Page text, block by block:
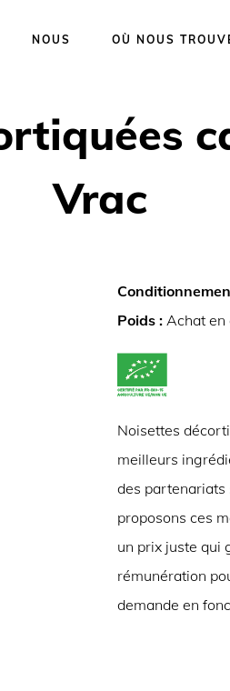
NOUS OÙ NOUS
Vrac
Poids :Achat en
Noisettes
meilleurs
des partenariats
proposons ces
un prix juste qui
rémunération
demande en